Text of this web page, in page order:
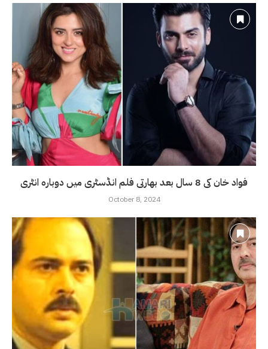
فواد خان کی 8 سال بعد بھارتی فلم انڈسٹری میں دوبارہ انٹری
October 8, 2024